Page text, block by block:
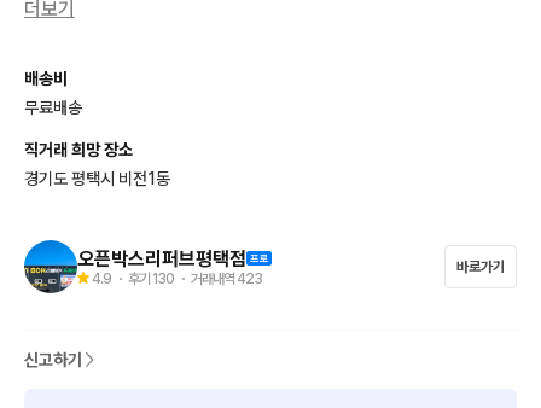
✔️ 색상 : 에센스 화이트
✔️ 최대 흡입력 150W
✔️ 약 1.97kg의 가벼운 무게
✔️ 스마트 인버터 모터 적용
✔️ 충전 거치대로 보관 및 충전 가능
전반적인 상태는 양호합니다. 사진 참고 후 구매 부탁드립니다.
더보기
배송비
무료배송
직거래 희망 장소
경기도 평택시 비전1동
오픈박스리퍼브평택점
4.9 ・ 후기 130 ・ 거래내역 423
바로가기
신고하기